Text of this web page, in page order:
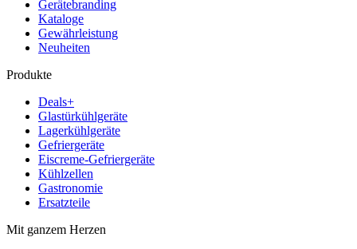
Gerätebranding
Kataloge
Gewährleistung
Neuheiten
Produkte
Deals+
Glastürkühlgeräte
Lagerkühlgeräte
Gefriergeräte
Eiscreme-Gefriergeräte
Kühlzellen
Gastronomie
Ersatzteile
Mit ganzem Herzen